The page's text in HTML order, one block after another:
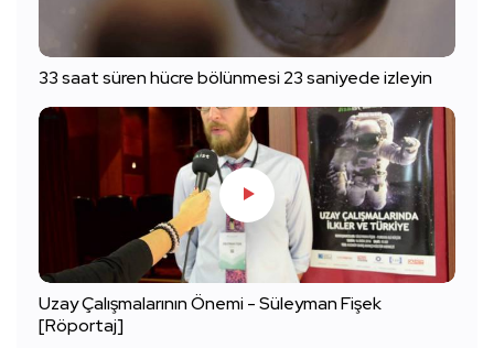
33 saat süren hücre bölünmesi 23 saniyede izleyin
Uzay Çalışmalarının Önemi - Süleyman Fişek
[Röportaj]